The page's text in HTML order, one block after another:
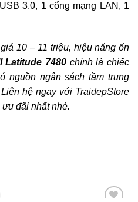
3.0, 1 cổng mạng LAN, 1
10 – 11 triệu, hiệu năng ổn
Latitude 7480 chính là chiếc
nguồn ngân sách tầm trung
hệ ngay với TraidepStore
đãi nhất nhé.